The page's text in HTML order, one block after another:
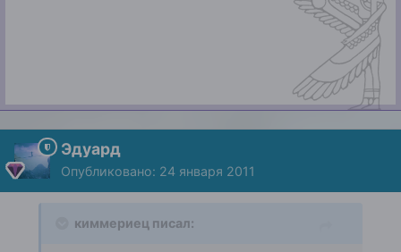
Эдуард
Опубликовано: 24 января 2011
киммериец писал: